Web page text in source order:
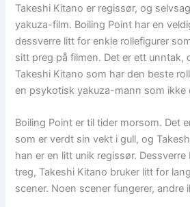
Takeshi Kitano er regissør, og
yakuza-film. Boiling Point har en
dessverre litt for enkle rollefigurer
sitt preg på filmen. Det er ett unntak,
Takeshi Kitano som har den beste
en psykotisk yakuza-mann som ikke
Boiling Point er til tider morsom. Det
som er verdt sin vekt i gull, og
han er en litt unik regissør.
treg, Takeshi Kitano bruker litt for
scener. Noen scener fungerer, andre